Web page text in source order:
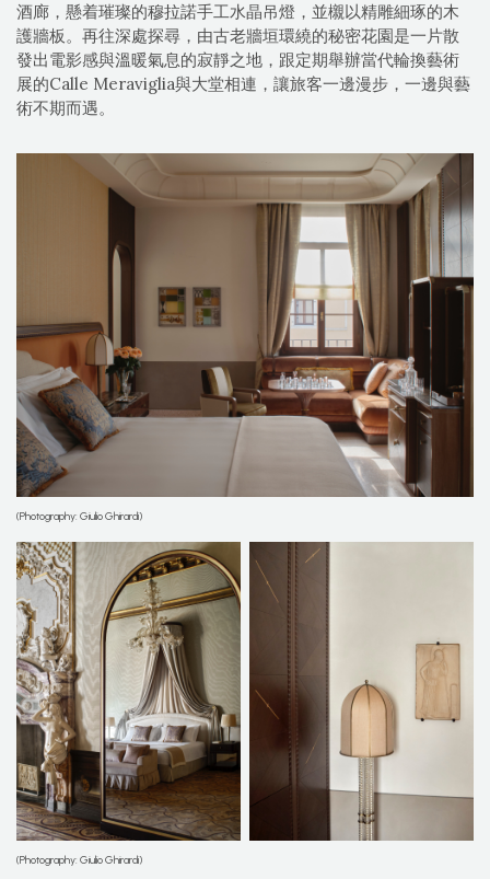
酒廊，懸着璀璨的穆拉諾手工水晶吊燈，並櫬以精雕細琢的木
護牆板。再往深處探尋，由古老牆垣環繞的秘密花園是一片散
發出電影感與溫暖氣息的寂靜之地，跟定期舉辦當代輪換藝術
展的Calle Meraviglia與大堂相連，讓旅客一邊漫步，一邊與藝
術不期而遇。
(Photography: Giulio Ghirardi)
(Photography: Giulio Ghirardi)